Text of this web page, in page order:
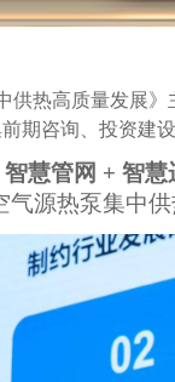
热高质量发展
咨询、投资建
慧管网 + 智
源热泵集中